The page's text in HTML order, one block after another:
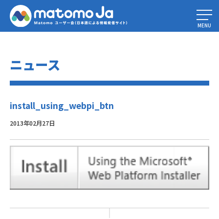
Home» PiwikがWindows Web App Galleryに再登場しました！
install_using_webpi_btn
MENU
ニュース
install_using_webpi_btn
2013年02月27日